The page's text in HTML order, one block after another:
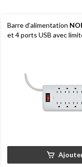
Barre d’alimentation
et 4 ports USB avec